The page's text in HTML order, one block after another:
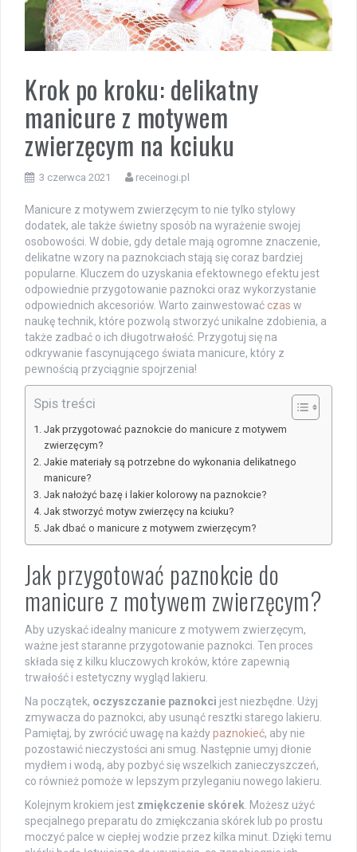
Krok po kroku: delikatny
manicure z motywem
zwierzęcym na kciuku
3 czerwca 2021 receinogi.pl
Manicure z motywem zwierzęcym to nie tylko stylowy
dodatek, ale także świetny sposób na wyrażenie swojej
osobowości. W dobie, gdy detale mają ogromne znaczenie,
delikatne wzory na paznokciach stają się coraz bardziej
popularne. Kluczem do uzyskania efektownego efektu jest
odpowiednie przygotowanie paznokci oraz wykorzystanie
odpowiednich akcesoriów. Warto zainwestować czas w
naukę technik, które pozwolą stworzyć unikalne zdobienia, a
także zadbać o ich długotrwałość. Przygotuj się na
odkrywanie fascynującego świata manicure, który z
pewnością przyciągnie spojrzenia!
Spis treści
Jak przygotować paznokcie do manicure z motywem
zwierzęcym?
Jakie materiały są potrzebne do wykonania delikatnego
manicure?
Jak nałożyć bazę i lakier kolorowy na paznokcie?
Jak stworzyć motyw zwierzęcy na kciuku?
Jak dbać o manicure z motywem zwierzęcym?
Jak przygotować paznokcie do
manicure z motywem zwierzęcym?
Aby uzyskać idealny manicure z motywem zwierzęcym,
ważne jest staranne przygotowanie paznokci. Ten proces
składa się z kilku kluczowych kroków, które zapewnią
trwałość i estetyczny wygląd lakieru.
Na początek, oczyszczanie paznokci jest niezbędne. Użyj
zmywacza do paznokci, aby usunąć resztki starego lakieru.
Pamiętaj, by zwrócić uwagę na każdypaznokieć, aby nie
pozostawić nieczystości ani smug. Następnie umyj dłonie
mydłem i wodą, aby pozbyć się wszelkich zanieczyszczeń,
co również pomoże w lepszym przyleganiu nowego lakieru.
Kolejnym krokiem jest zmiękczenie skórek. Możesz użyć
specjalnego preparatu do zmiękczania skórek lub po prostu
moczyć palce w ciepłej wodzie przez kilka minut. Dzięki temu